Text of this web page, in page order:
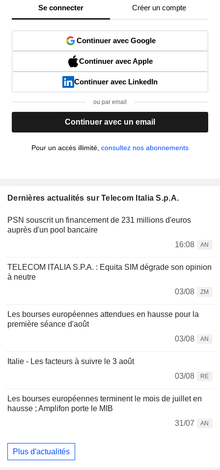
Se connecter Créer un compte
Continuer avec Google
Continuer avec Apple
Continuer avec LinkedIn
ou par email
Continuer avec un email
Pour un accès illimité, consultez nos abonnements
Dernières actualités sur Telecom Italia S.p.A.
PSN souscrit un financement de 231 millions d'euros
auprès d'un pool bancaire
16:08
AN
TELECOM ITALIA S.P.A. : Equita SIM dégrade son opinion
à neutre
03/08
ZM
Les bourses européennes attendues en hausse pour la
première séance d'août
03/08
AN
Italie - Les facteurs à suivre le 3 août
03/08
RE
Les bourses européennes terminent le mois de juillet en
hausse ; Amplifon porte le MIB
31/07
AN
Plus d'actualités